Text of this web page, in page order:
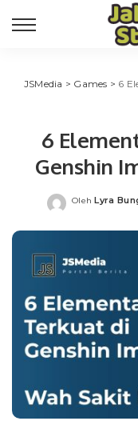
JSMedia > Games > 6
6
Genshin
Posted
Oleh Lyra